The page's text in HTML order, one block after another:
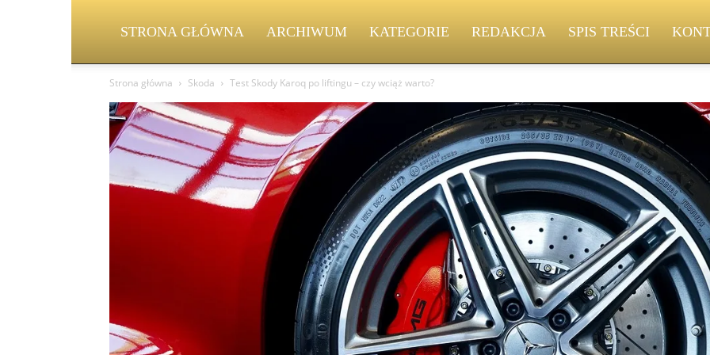
STRONA GŁÓWNA ARCHIWUM KATEGORIE REDAKCJA SPIS TREŚCI
Strona główna Skoda Test Skody Karoq po liftingu – czy wciąż warto?